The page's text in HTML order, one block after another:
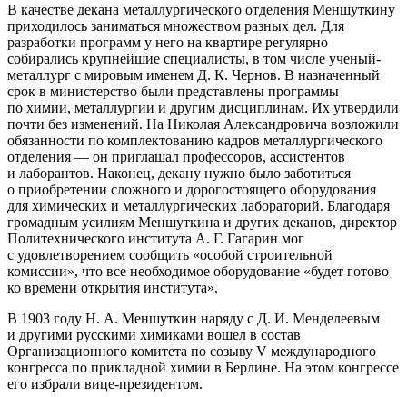
В качестве декана металлургического отделения Меншуткину
приходилось заниматься множеством разных дел. Для
разработки программ у него на квартире регулярно
собирались крупнейшие специалисты, в том числе ученый-
металлург с мировым именем Д. К. Чернов. В назначенный
срок в министерство были представлены программы
по химии, металлургии и другим дисциплинам. Их утвердили
почти без изменений. На Николая Александровича возложили
обязанности по комплектованию кадров металлургического
отделения — он приглашал профессоров, ассистентов
и лаборантов. Наконец, декану нужно было заботиться
о приобретении сложного и дорогостоящего оборудования
для химических и металлургических лабораторий. Благодаря
громадным усилиям Меншуткина и других деканов, директор
Политехнического института А. Г. Гагарин мог
с удовлетворением сообщить «особой строительной
комиссии», что все необходимое оборудование «будет готово
ко времени открытия института».
В 1903 году Н. А. Меншуткин наряду с Д. И. Менделеевым
и другими русскими химиками вошел в состав
Организационного комитета по созыву V международного
конгресса по прикладной химии в Берлине. На этом конгрессе
его избрали вице-президентом.